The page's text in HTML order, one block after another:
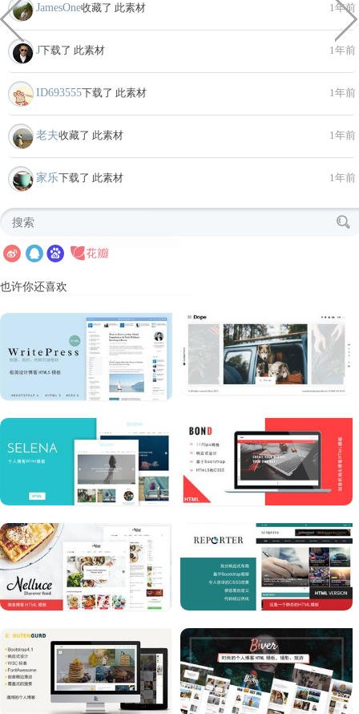
JamesOne收藏了 此素材 1年前
J下载了 此素材 1年前
ID693555下载了 此素材 1年前
老夫收藏了 此素材 1年前
家乐下载了 此素材 1年前
也许你还喜欢